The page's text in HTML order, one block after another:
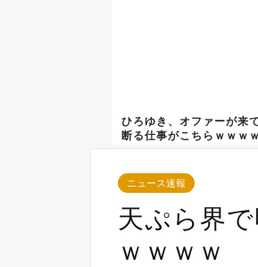
ひろゆき、オファーが来
断る仕事がこちらｗｗｗ
ニュース速報
天ぷら界
ｗｗｗｗ